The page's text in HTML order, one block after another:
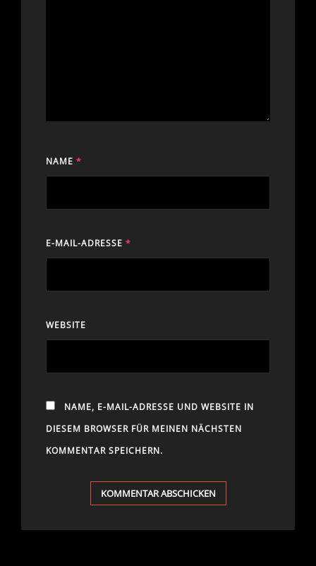
NAME *
E-MAIL-ADRESSE *
WEBSITE
NAME, E-MAIL-ADRESSE UND WEBSITE IN
DIESEM BROWSER FÜR MEINEN NÄCHSTEN
KOMMENTAR SPEICHERN.